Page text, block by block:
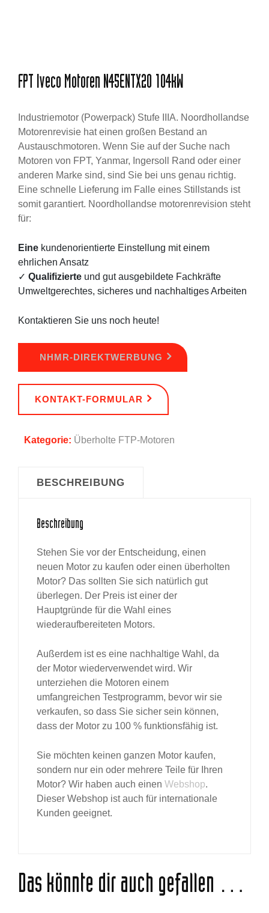
FPT Iveco Motoren N45ENTX20 104kW
Industriemotor (Powerpack) Stufe IIIA. Noordhollandse
Motorenrevisie hat einen großen Bestand an
Austauschmotoren. Wenn Sie auf der Suche nach
Motoren von FPT, Yanmar, Ingersoll Rand oder einer
anderen Marke sind, sind Sie bei uns genau richtig.
Eine schnelle Lieferung im Falle eines Stillstands ist
somit garantiert. Noordhollandse motorenrevision steht
für:
Eine kundenorientierte Einstellung mit einem
ehrlichen Ansatz
✓ Qualifizierte und gut ausgebildete Fachkräfte
Umweltgerechtes, sicheres und nachhaltiges Arbeiten
Kontaktieren Sie uns noch heute!
NHMR-DIREKTWERBUNG
KONTAKT-FORMULAR
Kategorie: Überholte FTP-Motoren
BESCHREIBUNG
Beschreibung
Stehen Sie vor der Entscheidung, einen
neuen Motor zu kaufen oder einen überholten
Motor? Das sollten Sie sich natürlich gut
überlegen. Der Preis ist einer der
Hauptgründe für die Wahl eines
wiederaufbereiteten Motors.
Außerdem ist es eine nachhaltige Wahl, da
der Motor wiederverwendet wird. Wir
unterziehen die Motoren einem
umfangreichen Testprogramm, bevor wir sie
verkaufen, so dass Sie sicher sein können,
dass der Motor zu 100 % funktionsfähig ist.
Sie möchten keinen ganzen Motor kaufen,
sondern nur ein oder mehrere Teile für Ihren
Motor? Wir haben auch einen Webshop.
Dieser Webshop ist auch für internationale
Kunden geeignet.
Das könnte dir auch gefallen …